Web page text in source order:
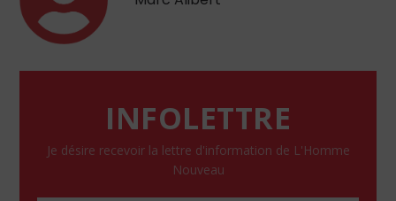
INFOLETTRE
Je désire recevoir la lettre d'information de L'Homme
Nouveau